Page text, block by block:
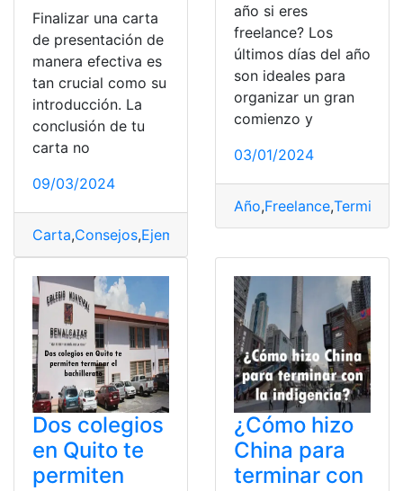
Finalizar una carta
de presentación de
manera efectiva es
tan crucial como su
introducción. La
conclusión de tu
carta no
09/03/2024
Carta,Consejos,Ejemplos
año si eres
freelance? Los
últimos días del año
son ideales para
organizar un gran
comienzo y
03/01/2024
Año,Freelance,Terminar
Dos colegios
en Quito te
permiten
¿Cómo hizo
China para
terminar con